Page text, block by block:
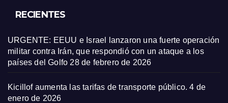
RECIENTES
URGENTE: EEUU e Israel lanzaron una fuerte operación
militar contra Irán, que respondió con un ataque a los
países del Golfo 28 de febrero de 2026
Kicillof aumenta las tarifas de transporte público. 4 de
enero de 2026